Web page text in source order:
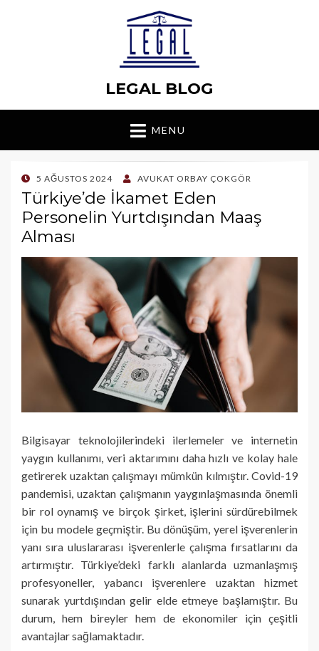
LEGAL BLOG
MENU
POSTED
ON
5 AĞUSTOS 2024 AVUKAT ORBAY ÇOKGÖR
Türkiye’de İkamet Eden
Personelin Yurtdışından Maaş
Alması
Bilgisayar teknolojilerindeki ilerlemeler ve internetin
yaygın kullanımı, veri aktarımını daha hızlı ve kolay hale
getirerek uzaktan çalışmayı mümkün kılmıştır. Covid-19
pandemisi, uzaktan çalışmanın yaygınlaşmasında önemli
bir rol oynamış ve birçok şirket, işlerini sürdürebilmek
için bu modele geçmiştir. Bu dönüşüm, yerel işverenlerin
yanı sıra uluslararası işverenlerle çalışma fırsatlarını da
artırmıştır. Türkiye’deki farklı alanlarda uzmanlaşmış
profesyoneller, yabancı işverenlere uzaktan hizmet
sunarak yurtdışından gelir elde etmeye başlamıştır. Bu
durum, hem bireyler hem de ekonomiler için çeşitli
avantajlar sağlamaktadır.